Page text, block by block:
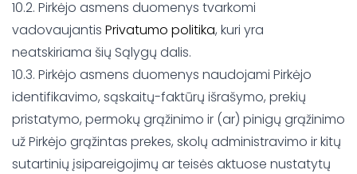
10.2. Pirkėjo asmens duomenys tvarkomi
vadovaujantis Privatumo politika, kuri yra
neatskiriama šių Sąlygų dalis.
10.3. Pirkėjo asmens duomenys naudojami Pirkėjo
identifikavimo, sąskaitų-faktūrų išrašymo, prekių
pristatymo, permokų grąžinimo ir (ar) pinigų grąžinimo
už Pirkėjo grąžintas prekes, skolų administravimo ir kitų
sutartinių įsipareigojimų ar teisės aktuose nustatytų